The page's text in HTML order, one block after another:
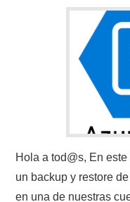
Hola a tod@s, En
un backup y restore
en una de nuestras